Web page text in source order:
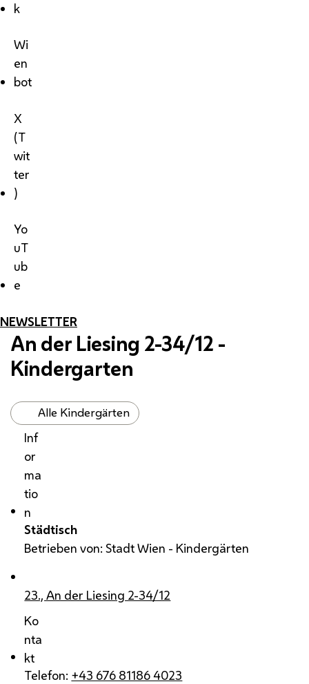
k
Wi
en
bot
X
(T
wit
ter
)
Yo
uT
ub
e
NEWSLETTER
An der Liesing 2-34/12 -
Kindergarten
Alle Kindergärten
Inf
or
ma
tio
n
Städtisch
Betrieben von: Stadt Wien - Kindergärten
23., An der Liesing 2-34/12
Ko
nta
kt
Telefon: +43 676 81186 4023